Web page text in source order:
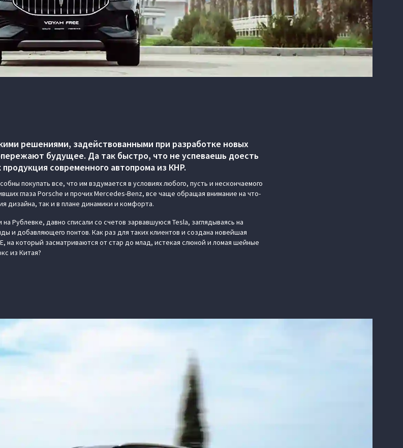
решениями, задействованными при разработке новых
будущее. Да так быстро, что не успеваешь доесть
современного автопрома из КНР.
покупать все, что им вздумается в условиях любого, пусть и нескончаемого
глаза Porsche и прочих Mercedes-Benz, все чаще обращая внимание на что-
дизайна, так и в плане динамики и комфорта.
Рублевке, давно списали со счетов зарвавшуюся Tesla, заглядываясь на
и добавляющего понтов. Как раз для таких клиентов и создана новейшая
на который засматриваются от стар до млад, истекая слюной и ломая шейные
из Китая?